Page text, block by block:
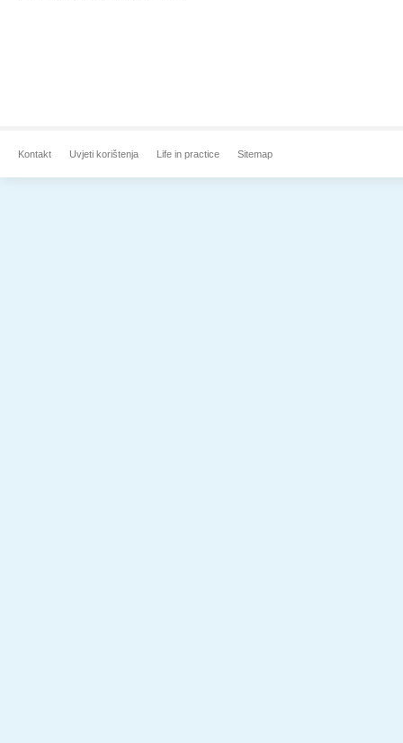
Kontakt Uvjeti korištenja Life in practice Sitemap